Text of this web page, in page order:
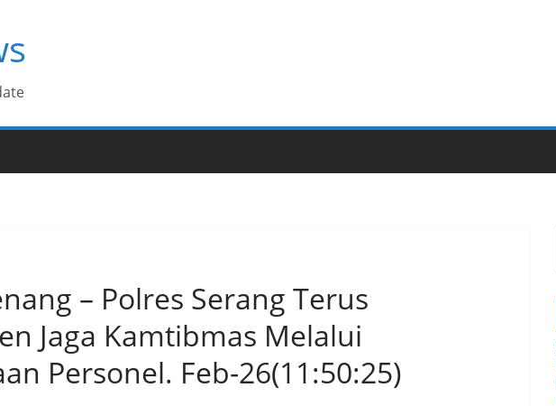
– Polres Serang Terus
Jaga Kamtibmas Melalui
Personel. Feb-26(11:50:25)